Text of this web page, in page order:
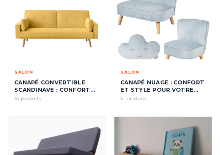
SALON
CANAPÉ CONVERTIBLE
SCANDINAVE : CONFORT
ET STYLE POUR VOTRE
35 produits
SALON
CANAPÉ NUAGE : CONFORT
ET STYLE POUR VOTRE
SALON
31 produits